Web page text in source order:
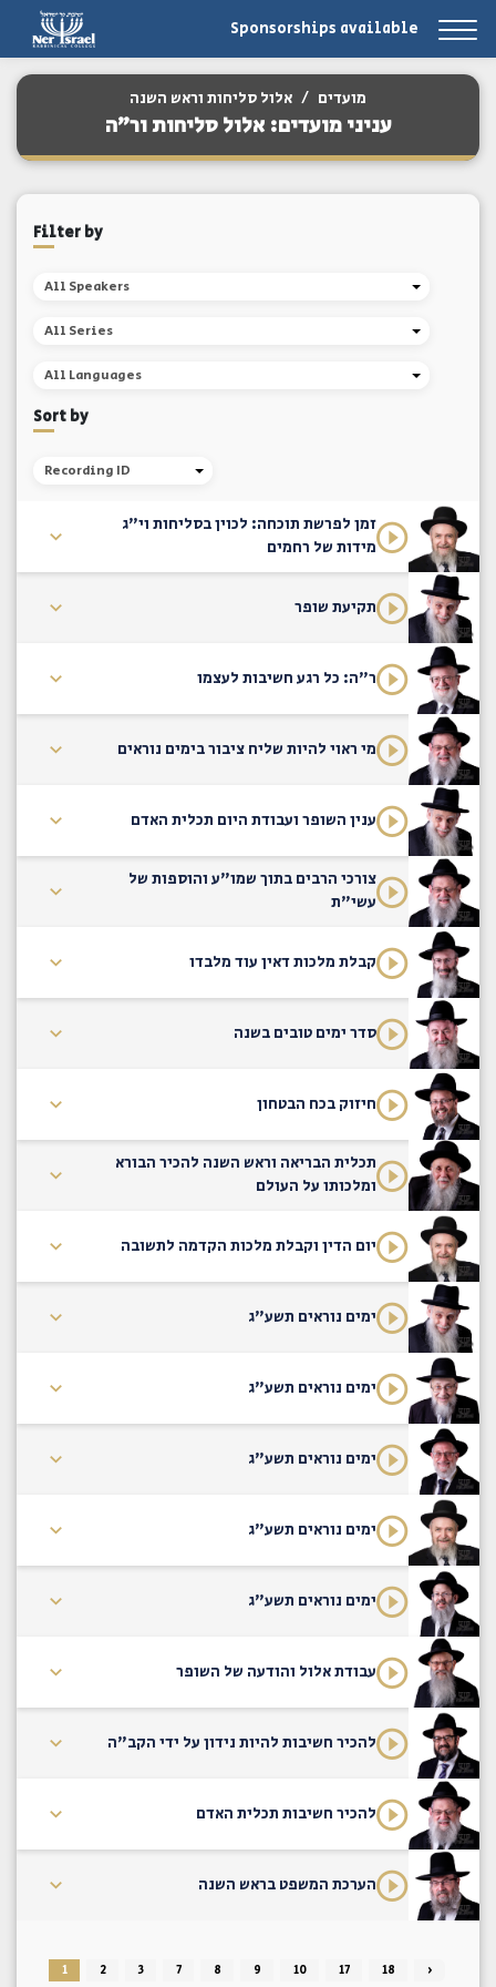
Sponsorships available
מועדים / אלול סליחות וראש השנה
עניני מועדים: אלול סליחות ור"ה
Filter by
All Speakers
All Series
All Languages
Sort by
Recording ID
זמן לפרשת תוכחה: לכוין בסליחות וי"ג
מידות של רחמים
תקיעת שופר
ר"ה: כל רגע חשיבות לעצמו
מי ראוי להיות שליח ציבור בימים נוראים
ענין השופר ועבודת היום תכלית האדם
צורכי הרבים בתוך שמו"ע והוספות של
עשי"ת
קבלת מלכות דאין עוד מלבדו
סדר ימים טובים בשנה
חיזוק בכח הבטחון
תכלית הבריאה וראש השנה להכיר הבורא
ומלכותו על העולם
יום הדין וקבלת מלכות הקדמה לתשובה
ימים נוראים תשע"ג
ימים נוראים תשע"ג
ימים נוראים תשע"ג
ימים נוראים תשע"ג
ימים נוראים תשע"ג
עבודת אלול והודעה של השופר
להכיר חשיבות להיות נידון על ידי הקב"ה
להכיר חשיבות תכלית האדם
הערכת המשפט בראש השנה
1 2 3 7 8 9 10 17 18 ›